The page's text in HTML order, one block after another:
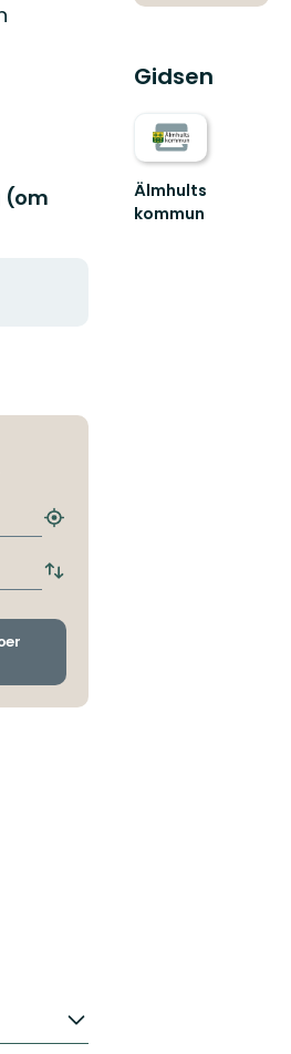
(om
Zoek
dichtstbijzijnde
halte
Wissel
en
Gidsen
Älmhults
kommun